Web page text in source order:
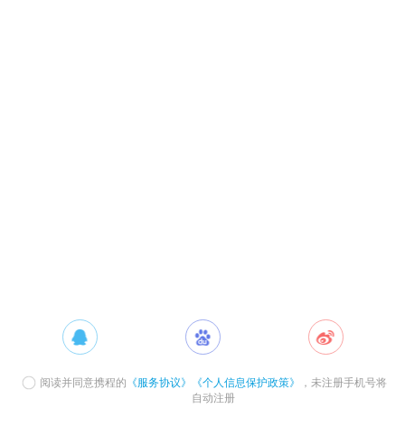
阅读并同意携程的 《服务协议》 《个人信息保护政策》
，未注册手机号将
自动注册